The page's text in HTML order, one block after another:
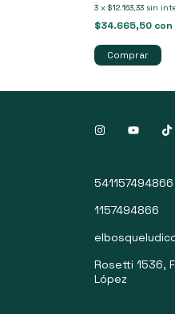
3 x $12.163,33 sin
$34.665,50 con
541157494866
1157494866
Rosetti 1536,
López